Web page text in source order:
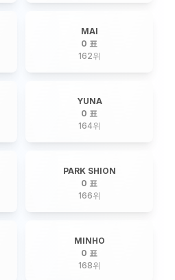
MAI
0 표
162위
YUNA
0 표
164위
PARK SHION
0 표
166위
MINHO
0 표
168위